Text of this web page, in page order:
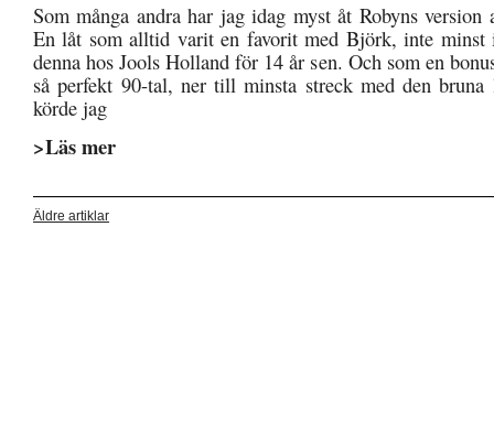
Som många andra har jag idag myst åt Robyns version
En låt som alltid varit en favorit med Björk, inte minst
denna hos Jools Holland för 14 år sen. Och som en
så perfekt 90-tal, ner till minsta streck med den bruna
körde jag
>Läs mer
Äldre artiklar